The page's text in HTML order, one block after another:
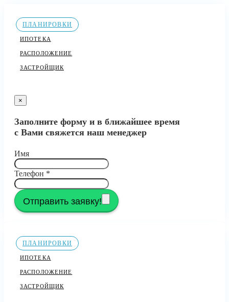
ПЛАНИРОВКИ
ИПОТЕКА
РАСПОЛОЖЕНИЕ
ЗАСТРОЙЩИК
×
Заполните форму и в ближайшее время
с Вами свяжется наш менеджер
Имя
Телефон *
Отправить заявку!
ПЛАНИРОВКИ
ИПОТЕКА
РАСПОЛОЖЕНИЕ
ЗАСТРОЙЩИК